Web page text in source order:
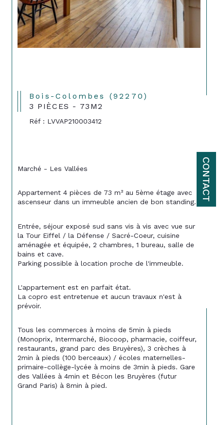
CONTACT
Bois-Colombes (92270)
3 PIÈCES - 73M2
Réf : LVVAP210003412
Marché - Les Vallées
Appartement 4 pièces de 73 m² au 5ème étage avec
ascenseur dans un immeuble ancien de bon standing.
Entrée, séjour exposé sud sans vis à vis avec vue sur
la Tour Eiffel / la Défense / Sacré-Coeur, cuisine
aménagée et équipée, 2 chambres, 1 bureau, salle de
bains et cave.
Parking possible à location proche de l'immeuble.
L'appartement est en parfait état.
La copro est entretenue et aucun travaux n'est à
prévoir.
Tous les commerces à moins de 5min à pieds
(Monoprix, Intermarché, Biocoop, pharmacie, coiffeur,
restaurants, grand parc des Bruyères), 3 crèches à
2min à pieds (100 berceaux) / écoles maternelles-
primaire-collège-lycée à moins de 3min à pieds. Gare
des Vallées à 4min et Bécon les Bruyères (futur
Grand Paris) à 8min à pied.